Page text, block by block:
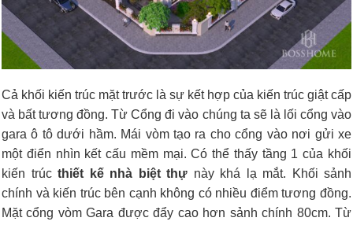
Cả khối kiến trúc mặt trước là sự kết hợp của kiến trúc giật cấp
và bất tương đồng. Từ Cổng đi vào chúng ta sẽ là lối cổng vào
gara ô tô dưới hầm. Mái vòm tạo ra cho cổng vào nơi gửi xe
một điển nhìn kết cấu mềm mại. Có thể thấy tầng 1 của khối
kiến trúc thiết kế nhà biệt thự này khá lạ mắt. Khối sảnh
chính và kiến trúc bên cạnh không có nhiều điểm tương đồng.
Mặt cổng vòm Gara được đẩy cao hơn sảnh chính 80cm. Từ